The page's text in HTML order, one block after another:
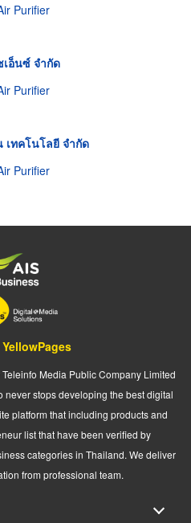
Purifier
อ็นซ์ จำกัด
Purifier
เทคโนโลยี จำกัด
Purifier
Media Public Company Limited
never stops developing the best digital
platform that including products and
list that have been verified by
categories in Thailand. We deliver
from professional team.